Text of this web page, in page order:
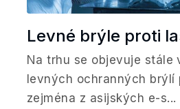
Levné brýle proti
Na trhu se objevuje stále
levných ochranných brýlí
zejména z asijských e-s...